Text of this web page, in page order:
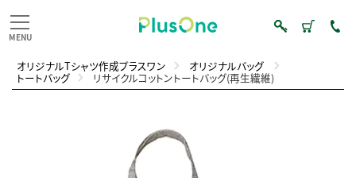
オリジナルTシャツ作成プラスワン オリジナルバッグ
トートバッグ リサイクルコットントートバッグ(再生繊維)